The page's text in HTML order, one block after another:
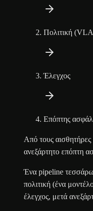
Πολιτική
Έλεγχος
Επόπτης
Από τους
ανεξάρτητο επόπτη
Ένα pipeline
πολιτική (ένα
έλεγχος, μετά